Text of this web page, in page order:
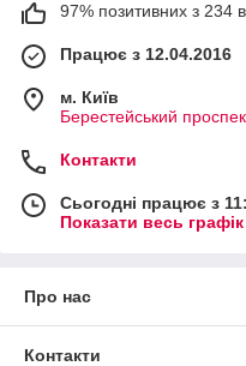
97% позитивних з 234
Працює з 12.04.2016
м. Київ
Берестейський
Контакти
Сьогодні працює з
Показати весь
Про нас
Контакти